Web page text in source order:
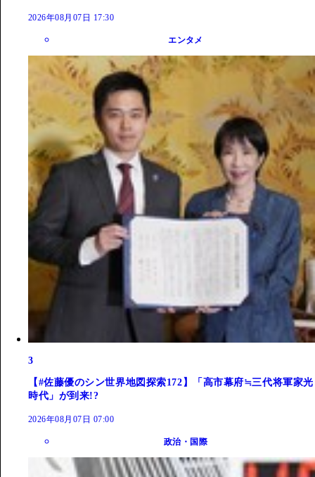
2026年08月07日 17:30
エンタメ
3
【#佐藤優のシン世界地図探索172】「高市幕府≒三代将軍家光
時代」が到来!?
2026年08月07日 07:00
政治・国際